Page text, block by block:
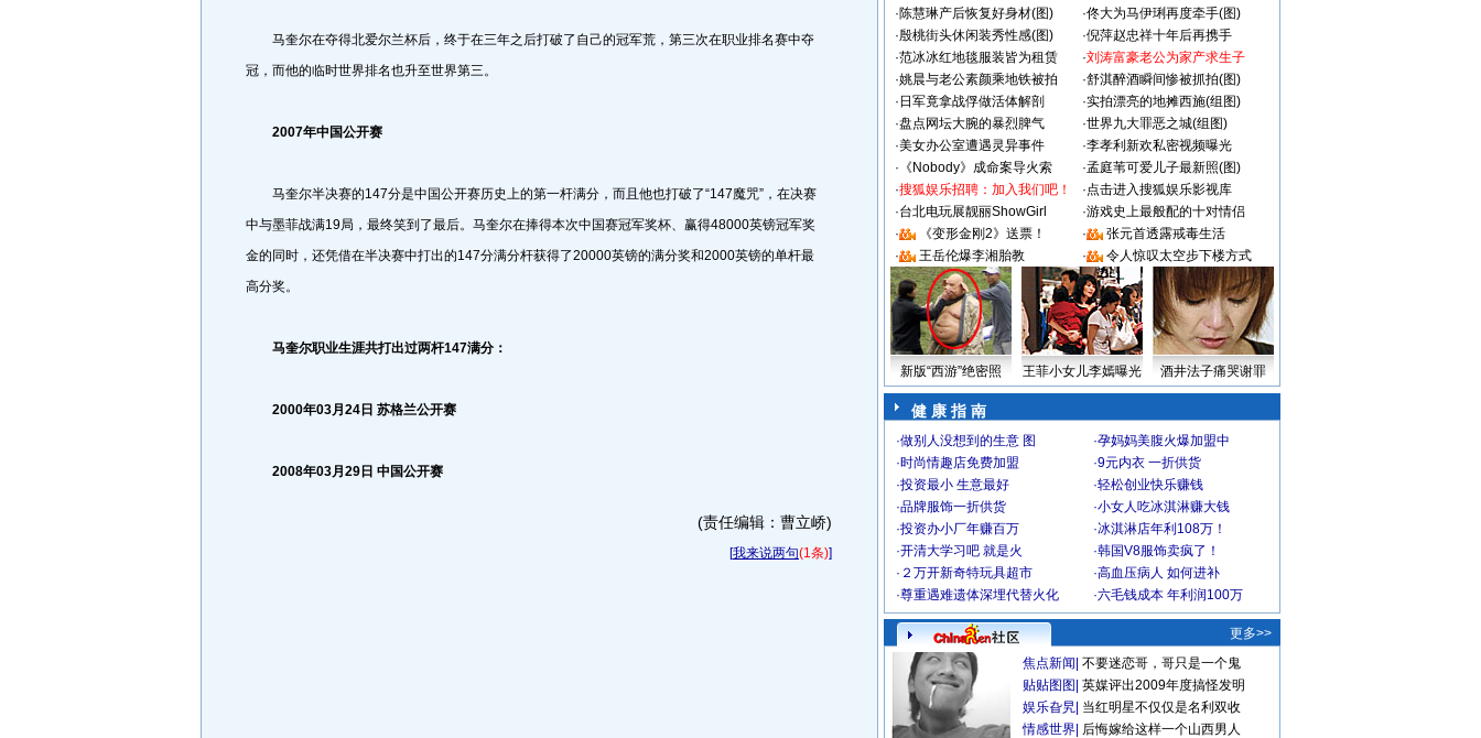
马奎尔在夺得北爱尔兰杯后，终于在三年之后打破了自己的冠军荒，第三次在职业排名赛中夺
冠，而他的临时世界排名也升至世界第三。
2007年中国公开赛
马奎尔半决赛的147分是中国公开赛历史上的第一杆满分，而且他也打破了“147魔咒”，在决赛
中与墨菲战满19局，最终笑到了最后。马奎尔在捧得本次中国赛冠军奖杯、赢得48000英镑冠军奖
金的同时，还凭借在半决赛中打出的147分满分杆获得了20000英镑的满分奖和2000英镑的单杆最
高分奖。
马奎尔职业生涯共打出过两杆147满分：
2000年03月24日 苏格兰公开赛
2008年03月29日 中国公开赛
(责任编辑：曹立峤)
[我来说两句(1条)]
·陈慧琳产后恢复好身材(图) ·佟大为马伊琍再度牵手(图)
·殷桃街头休闲装秀性感(图) ·倪萍赵忠祥十年后再携手
·范冰冰红地毯服装皆为租赁 ·刘涛富豪老公为家产求生子
·姚晨与老公素颜乘地铁被拍 ·舒淇醉酒瞬间惨被抓拍(图)
· 日军竟拿战俘做活体解剖 ·实拍漂亮的地摊西施(组图)
·盘点网坛大腕的暴烈脾气 ·世界九大罪恶之城(组图)
·美女办公室遭遇灵异事件 ·李孝利新欢私密视频曝光
· 《Nobody》成命案导火索 ·孟庭苇可爱儿子最新照(图)
·搜狐娱乐招聘：加入我们吧！ ·点击进入搜狐娱乐影视库
·台北电玩展靓丽ShowGirl ·游戏史上最般配的十对情侣
·
《变形金刚2》送票！ ·
张元首透露戒毒生活
·
王岳伦爆李湘胎教 · 令人惊叹太空步下楼方式
新版“西游”绝密照 王菲小女儿李嫣曝光 酒井法子痛哭谢罪
健 康 指 南
·做别人没想到的生意 图 ·孕妈妈美腹火爆加盟中
·时尚情趣店免费加盟 ·9元内衣 一折供货
·投资最小 生意最好 ·轻松创业快乐赚钱
·品牌服饰一折供货 ·小女人吃冰淇淋赚大钱
·投资办小厂年赚百万 ·冰淇淋店年利108万！
·开清大学习吧 就是火 ·韩国V8服饰卖疯了！
· ２万开新奇特玩具超市 ·高血压病人 如何进补
·尊重遇难遗体深埋代替火化 ·六毛钱成本 年利润100万
更多>>
焦点新闻 不要迷恋哥，哥只是一个鬼
贴贴图图 英媒评出2009年度搞怪发明
娱乐旮旯 当红明星不仅仅是名利双收
情感世界 后悔嫁给这样一个山西男人